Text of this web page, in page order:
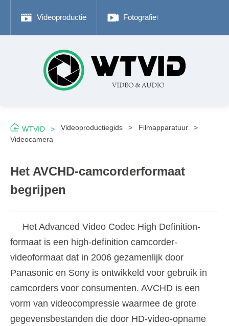
Videoproductie Fotografietips
WTVID Videoproductiegids
Filmapparatuur
Videocamera
Het AVCHD-camcorderformaat
begrijpen
Het Advanced Video Codec High Definition-
formaat is een high-definition camcorder-
videoformaat dat in 2006 gezamenlijk door
Panasonic en Sony is ontwikkeld voor gebruik in
camcorders voor consumenten. AVCHD is een
vorm van videocompressie waarmee de grote
gegevensbestanden die door HD-video-opname